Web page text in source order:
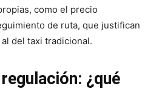
como el precio
de ruta, que justifican
del taxi tradicional.
¿qué